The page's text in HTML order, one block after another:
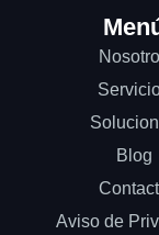
Blog
Aviso de